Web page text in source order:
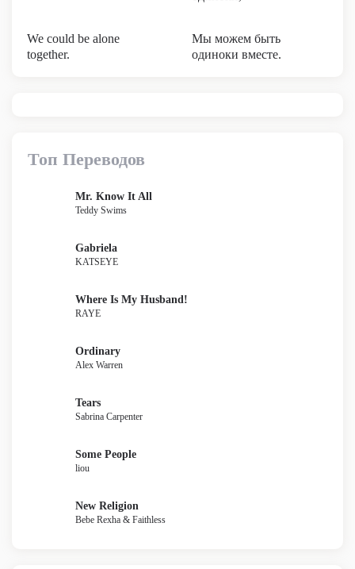
We could be alone
together.
Мы можем быть
одиноки вместе.
Топ Переводов
Mr. Know It All
Teddy Swims
Gabriela
KATSEYE
Where Is My Husband!
RAYE
Ordinary
Alex Warren
Tears
Sabrina Carpenter
Some People
liou
New Religion
Bebe Rexha & Faithless